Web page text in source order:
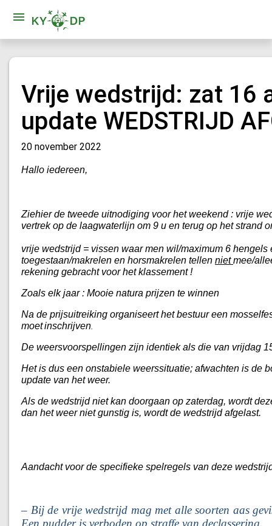
Vrije wedstrijd: zat 16
update WEDSTRIJD
20 november 2022
Hallo iedereen,
Ziehier de tweede uitnodiging voor het weekend : vrije
vertrek op de laagwaterlijn om 9 u en terug op het strand
vrije wedstrijd = vissen waar men wil/maximum 6
toegestaan/makrelen en horsmakrelen tellen nietmee/
rekening gebracht voor het klassement !
Zoals elk jaar : Mooie natura prijzen te winnen
Na de prijsuitreiking organiseert het bestuur een
moetinschrijven.
De weersvoorspellingen zijn identiek als die van
Het is dus een onstabiele weerssituatie; afwachten is de
update van het weer.
Als de wedstrijd niet kan doorgaan op zaterdag, wordt
dan het weer niet gunstig is, wordt de wedstrijd afgelast.
Aandacht voor de specifieke spelregels van deze
– Bij de vrije wedstrijd mag met alle soorten aas
Een pudder is verboden op straffe van declassering.